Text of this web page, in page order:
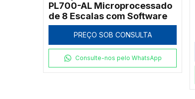
PL700-AL Microprocessado
de 8 Escalas com Software
PREÇO SOB CONSULTA
Consulte-nos pelo WhatsApp